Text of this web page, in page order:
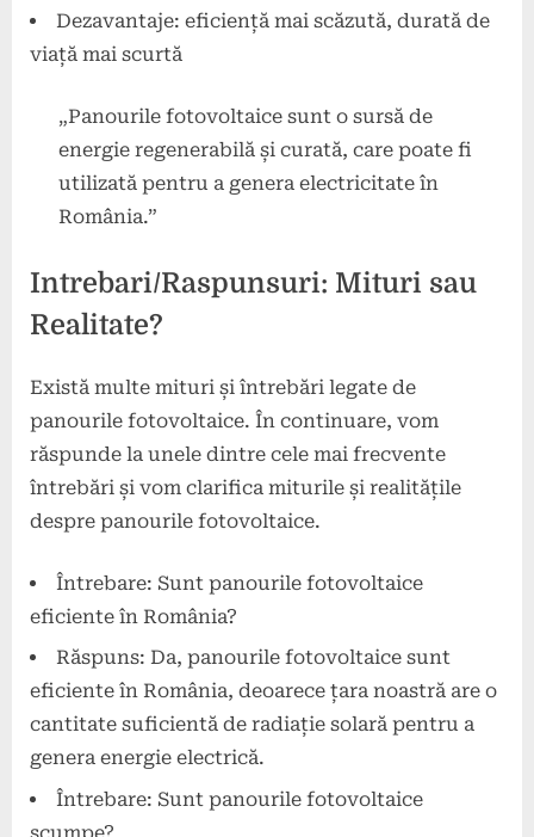
Dezavantaje: eficiență mai scăzută, durată de
viață mai scurtă
„Panourile fotovoltaice sunt o sursă de
energie regenerabilă și curată, care poate fi
utilizată pentru a genera electricitate în
România.”
Intrebari/Raspunsuri: Mituri sau
Realitate?
Există multe mituri și întrebări legate de
panourile fotovoltaice. În continuare, vom
răspunde la unele dintre cele mai frecvente
întrebări și vom clarifica miturile și realitățile
despre panourile fotovoltaice.
Întrebare: Sunt panourile fotovoltaice
eficiente în România?
Răspuns: Da, panourile fotovoltaice sunt
eficiente în România, deoarece țara noastră are o
cantitate suficientă de radiație solară pentru a
genera energie electrică.
Întrebare: Sunt panourile fotovoltaice
scumpe?